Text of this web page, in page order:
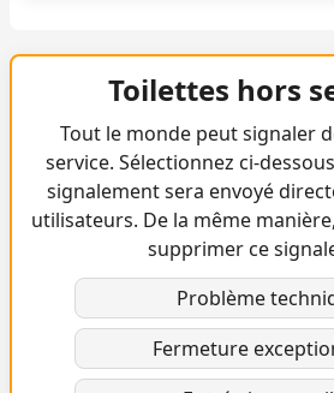
Toilettes hors
Tout le monde peut signaler
service. Sélectionnez ci-
signalement sera envoyé
utilisateurs. De la même
supprimer ce
Problème
Fermeture